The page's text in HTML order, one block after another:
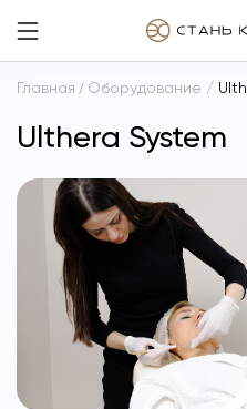
Главная / Оборудование /
Ulthera System